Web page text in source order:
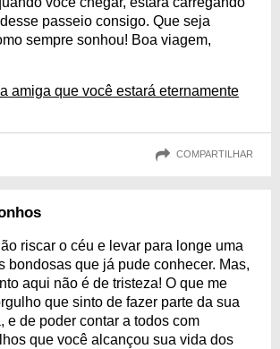
passeio consigo. Que seja
sempre sonhou! Boa viagem,
amiga que você estará eternamente
COMPARTILHAR
riscar o céu e levar para longe uma
bondosas que já pude conhecer. Mas,
aqui não é de tristeza! O que me
que sinto de fazer parte da sua
e de poder contar a todos com
que você alcançou sua vida dos